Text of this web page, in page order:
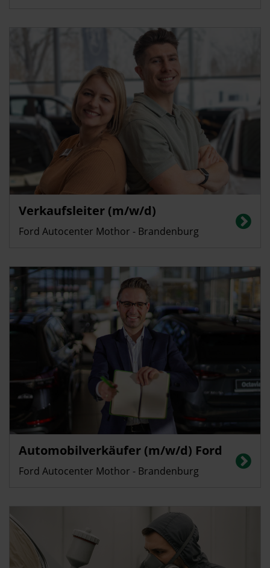
Verkaufsleiter (m/w/d)
Ford Autocenter Mothor - Brandenburg
Automobilverkäufer (m/w/d) Ford
Ford Autocenter Mothor - Brandenburg